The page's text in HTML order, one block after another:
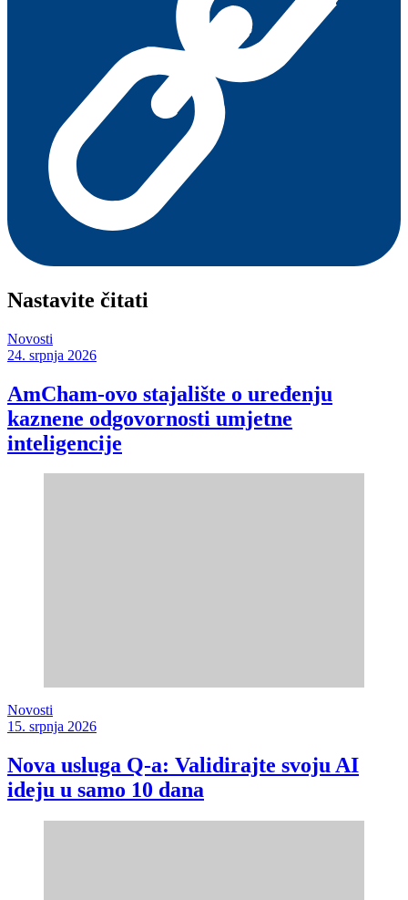
Nastavite čitati
Novosti
24. srpnja 2026
AmCham-ovo stajalište o uređenju
kaznene odgovornosti umjetne
inteligencije
Novosti
15. srpnja 2026
Nova usluga Q-a: Validirajte svoju AI
ideju u samo 10 dana